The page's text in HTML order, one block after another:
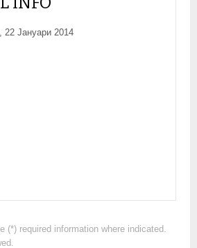
22 Јануари 2014
(*) required information where indicated.